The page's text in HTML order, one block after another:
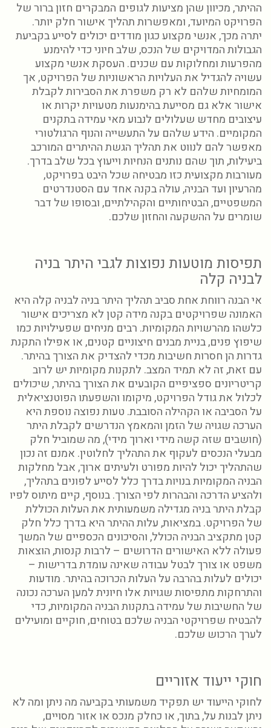
ההיתר, מכיוון שהן מציעות לגופים המבקרים חזון ברור של
הפרויקט המיועד, ומאפשרות תהליך אישור חלק יותר.
יתרה מכך, אנשי מקצוע כגון מודדים יכולים לסייע בקביעת
הגבולות המדויקים של הנכס, שלב חיוני כדי להימנע
מהפרעות ומחלוקות עם שכנים. העסקת אנשי מקצוע
עשויה להגדיל את העלויות הראשוניות של הפרויקט, אך
המומחיות שלהם לא רק משפרת את הסבירות לקבלת
אישור אלא גם מסייעת בהימנעות מטעויות יקרות או
עיצובים מחדש שעלולים לנבוע מאי עמידה בתקנים
המקומיים. הידע שלהם על התעשייה והנוף הרגולטורי
מאפשר להם לנווט את תהליך הגשת ההיתרים המורכב
ביעילות, תוך שהם נותנים הנחיות וייעוץ בכל שלב בדרך.
מעורבות מקצועית כזו מבטיחה שכל היבט בפרויקט,
מהרעיון ועד הבניה, עולה בקנה אחד עם הסטנדרטים
המשפטיים, הבטיחותיים והקהילתיים, ובסופו של דבר
שומרים על ההשקעה והחזון שלכם.
תפיסות מוטעות נפוצות לגבי היתר בניה
לבניה קלה
אי הבנה רווחת אחת סביב תהליך היתר בניה לבניה קלה היא
האמונה שפרויקטים בקנה מידה קטן לא מצריכים אישור
כלשהו מהרשויות המקומיות. רבים מניחים שפעילויות כמו
שיפוץ פנים, בניית מבנים חיצוניים קטנים, או אפילו התקנת
גדרות הן חסרות חשיבות מכדי להצדיק את הצורך בהיתר.
עם זאת, זה לא תמיד המצב. לתקנות מקומיות יש לרוב
קריטריונים ספציפיים הקובעים את הצורך בהיתר, שיכולים
לכלול את גודל הפרויקט, מיקומו והשפעתו הפוטנציאלית
על הסביבה או הקהילה הסובבת. טעות נפוצה נוספת היא
הערכה שגויה של הזמן והמאמץ הנדרשים לקבלת היתר
(חושבים שזה קשה מידי וארוך מידי), מה שמוביל חלק
מבעלי הנכסים לעקוף את התהליך לחלוטין. אמנם זה נכון
שהתהליך יכול להיות מפורט ולעיתים ארוך, אבל מחלקות
הבניה המקומיות בנויות בדרך כלל לסייע לפונים בתהליך,
ולהציע הדרכה והבהרות לפי הצורך. בנוסף, קיים מיתוס לפיו
קבלת היתר בניה מגדילה משמעותית את העלות הכוללת
של הפרויקט. במציאות, עלות ההיתר היא בדרך כלל חלק
קטן מתקציב הבניה הכולל, והסיכונים הכספיים של המשך
פעולה ללא האישורים הדרושים – לרבות קנסות, הוצאות
משפט או צורך לבטל עבודה שאינה עומדת בדרישות –
יכולים לעלות בהרבה על העלות הכרוכה בהיתר. מודעות
והתרחקות מתפיסות שגויות אלו חיונית למען הערכה נכונה
של החשיבות של עמידה בתקנות הבניה המקומיות, כדי
להבטיח שפרויקטי הבניה שלכם בטוחים, חוקיים ומועילים
לערך הרכוש שלכם.
חוקי ייעוד אזוריים
לחוקי הייעוד יש תפקיד משמעותי בקביעה מה ניתן ומה לא
ניתן לבנות על, בתוך, או כחלק מנכס או אזור מסויים,